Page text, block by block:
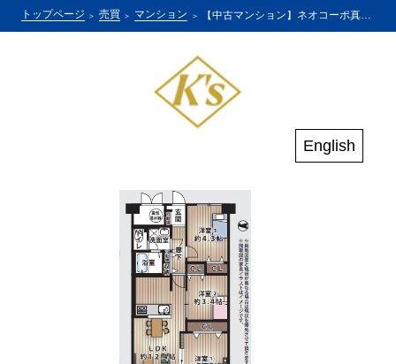
English
トップページ 売買 マンション 【中古マンション】ネオコーポ真田山公園